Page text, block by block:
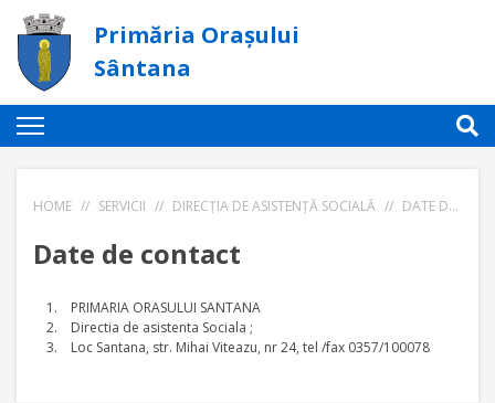
Primăria Orașului
Sântana
HOME // SERVICII // DIRECȚIA DE ASISTENȚĂ SOCIALĂ // DATE DE CONTACT
Date de contact
1. PRIMARIA ORASULUI SANTANA
2. Directia de asistenta Sociala ;
3. Loc Santana, str. Mihai Viteazu, nr 24, tel /fax 0357/100078